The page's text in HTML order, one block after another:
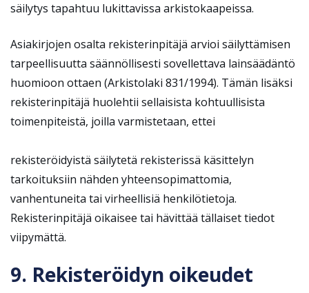
säilytys tapahtuu lukittavissa arkistokaapeissa.
Asiakirjojen osalta rekisterinpitäjä arvioi säilyttämisen
tarpeellisuutta säännöllisesti sovellettava lainsäädäntö
huomioon ottaen (Arkistolaki 831/1994). Tämän lisäksi
rekisterinpitäjä huolehtii sellaisista kohtuullisista
toimenpiteistä, joilla varmistetaan, ettei
rekisteröidyistä säilytetä rekisterissä käsittelyn
tarkoituksiin nähden yhteensopimattomia,
vanhentuneita tai virheellisiä henkilötietoja.
Rekisterinpitäjä oikaisee tai hävittää tällaiset tiedot
viipymättä.
9. Rekisteröidyn oikeudet